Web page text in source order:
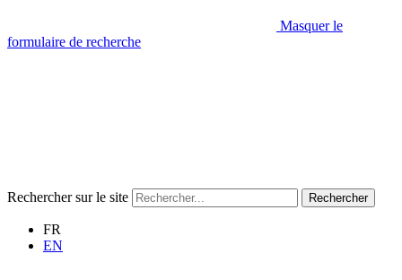
Masquer le
formulaire de recherche
Rechercher sur le site Rechercher
FR
EN